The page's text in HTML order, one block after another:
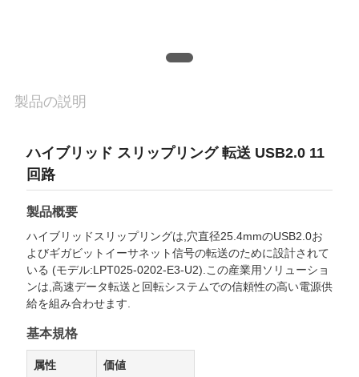
達
製品の説明
ハイブリッド スリップリング 転送 USB2.0 11
回路
製品概要
ハイブリッドスリップリングは,穴直径25.4mmのUSB2.0お
よびギガビットイーサネット信号の転送のために設計されて
いる (モデル:LPT025-0202-E3-U2).この産業用ソリューショ
ンは,高速データ転送と回転システムでの信頼性の高い電源供
給を組み合わせます.
基本規格
属性 価値